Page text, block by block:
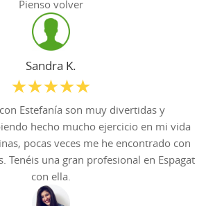
Pienso volver
Sandra K.
Estefanía son muy divertidas y
hecho mucho ejercicio en mi vida
pocas veces me he encontrado con
Tenéis una gran profesional en Espagat
con ella.